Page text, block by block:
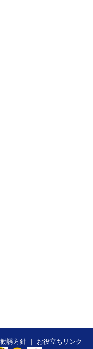
勧誘方針 ｜ お役立ちリンク